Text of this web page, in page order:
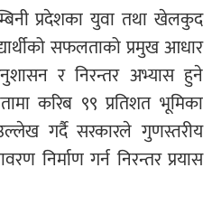
प्रदेशका युवा तथा खेलकुद
सफलताको प्रमुख आधार
र निरन्तर अभ्यास हुने
करिब ९९ प्रतिशत भूमिका
उल्लेख गर्दै सरकारले गुणस्तरीय
निर्माण गर्न निरन्तर प्रयास